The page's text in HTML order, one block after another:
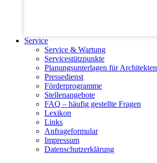
Service
Service & Wartung
Servicestützpunkte
Planungsunterlagen für Architekten
Pressedienst
Förderprogramme
Stellenangebote
FAQ – häufig gestellte Fragen
Lexikon
Links
Anfrageformular
Impressum
Datenschutzerklärung